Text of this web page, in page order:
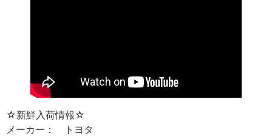
☆新鮮入荷情報☆
メーカー： トヨタ